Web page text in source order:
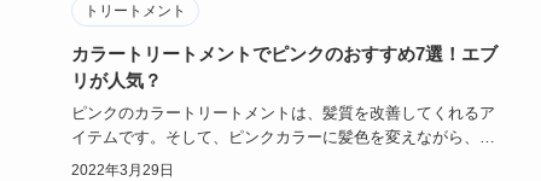
トリートメント
カラートリートメントでピンクのおすすめ7選！エブ
リが人気？
ピンクのカラートリートメントは、髪質を改善してくれるア
イテムです。そして、ピンクカラーに髪色を変えながら、自
分でカラーの度…
2022年3月29日